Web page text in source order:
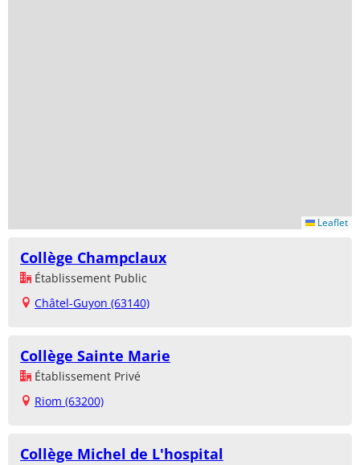
Leaflet
Collège Champclaux
Établissement Public
Châtel-Guyon (63140)
Collège Sainte Marie
Établissement Privé
Riom (63200)
Collège Michel de L'hospital